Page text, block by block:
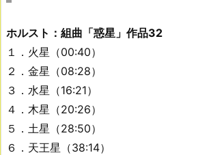
ホルスト：組曲「惑星」作品32
１．火星（00:40）
２．金星（08:28）
３．水星（16:21）
４．木星（20:26）
５．土星（28:50）
６．天王星（38:14）